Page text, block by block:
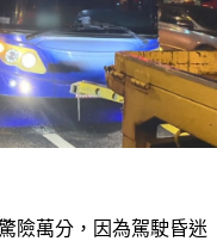
險萬分，因為駕駛昏迷